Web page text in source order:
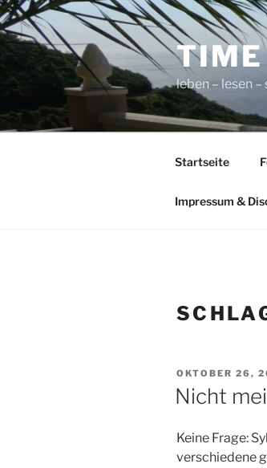
Zum
Inhalt
springen
TIME
leben – lesen
Startseite
Impressum &
AM
OKTOBER 26,
Nicht
Keine Frage:
verschiedene